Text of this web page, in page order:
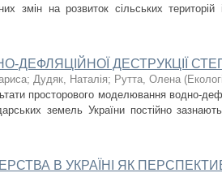
змін на розвиток сільських територій
ДЕСТРУКЦІЇ
; Дудяк, Наталія; Рутта, Олена (
просторового моделювання водно-
земель України постійно
В УКРАЇНІ ЯК